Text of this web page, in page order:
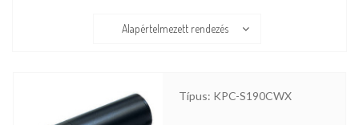
Alapértelmezett rendezés
Típus: KPC-S190CWX